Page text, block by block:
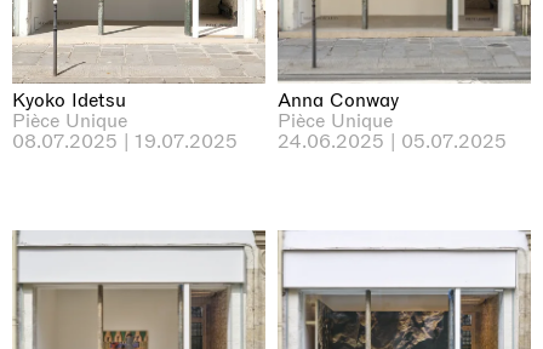
Kyoko Idetsu
Pièce Unique
08.07.2025 | 19.07.2025
Anna Conway
Pièce Unique
24.06.2025 | 05.07.2025